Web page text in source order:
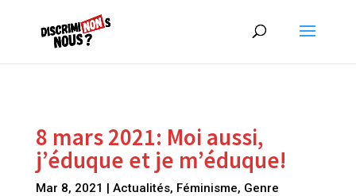
8 mars 2021: Moi aussi,
j’éduque et je m’éduque!
Mar 8, 2021 | Actualités, Féminisme, Genre